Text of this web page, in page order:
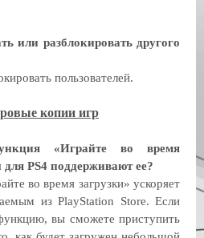
или разблокировать другого
пользователей.
копии игр
«Играйте во время
PS4 поддерживают ее?
во время загрузки» ускоряет
из PlayStation Store. Если
вы сможете приступить